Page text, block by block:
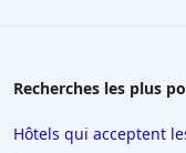
Recherches les plus
Hôtels qui acceptent